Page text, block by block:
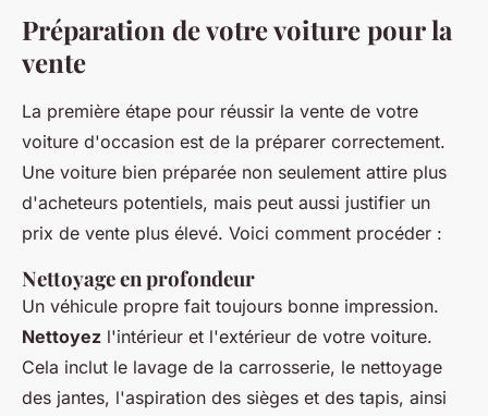
Préparation de votre voiture pour la
vente
La première étape pour réussir la vente de votre
voiture d'occasion est de la préparer correctement.
Une voiture bien préparée non seulement attire plus
d'acheteurs potentiels, mais peut aussi justifier un
prix de vente plus élevé. Voici comment procéder :
Nettoyage en profondeur
Un véhicule propre fait toujours bonne impression.
Nettoyez l'intérieur et l'extérieur de votre voiture.
Cela inclut le lavage de la carrosserie, le nettoyage
des jantes, l'aspiration des sièges et des tapis, ainsi